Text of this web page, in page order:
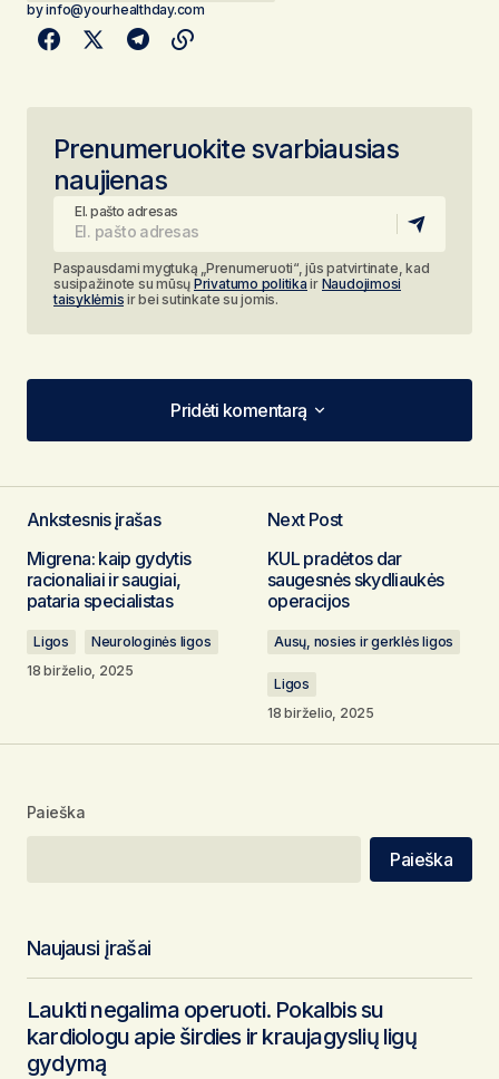
byinfo@yourhealthday.com
Prenumeruokite svarbiausias
naujienas
El. pašto adresas
Paspausdami mygtuką „Prenumeruoti“, jūs patvirtinate, kad
susipažinote su mūsų Privatumo politika ir Naudojimosi
taisyklėmis ir bei sutinkate su jomis.
Pridėti komentarą
Pridėti komentarą
El. pašto adresas nebus skelbiamas.
laukeliai pažymėti
norėsiu parašyti komentarą.
Pateikti komentarą
Ankstesnis įrašas
Migrena: kaip gydytis
racionaliai ir saugiai,
pataria specialistas
Ligos
Neurologinės ligos
18 birželio, 2025
Next Post
KUL pradėtos dar
saugesnės skydliaukės
operacijos
Ausų, nosies ir gerklės ligos
Ligos
18 birželio, 2025
Paieška
Paieška
Naujausi įrašai
Laukti negalima operuoti. Pokalbis su
kardiologu apie širdies ir kraujagyslių ligų
gydymą